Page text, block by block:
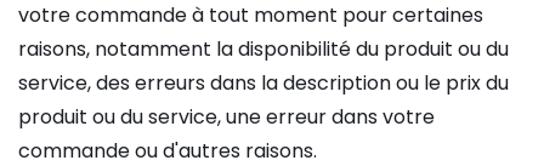
votre commande à tout moment pour certaines
raisons, notamment la disponibilité du produit ou du
service, des erreurs dans la description ou le prix du
produit ou du service, une erreur dans votre
commande ou d'autres raisons.